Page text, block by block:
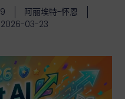
阿丽埃特-怀恩
2026-03-23